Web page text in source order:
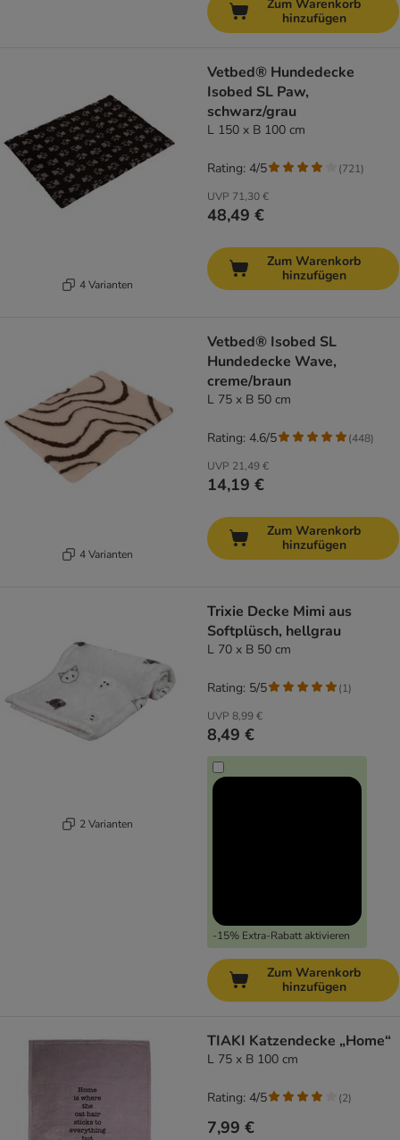
Zum Warenkorb
hinzufügen
4 Varianten
Vetbed® Hundedecke
Isobed SL Paw,
schwarz/grau
L 150 x B 100 cm
UVP 71,30 €
48,49 €
Rating: 4/5 (721)
Zum Warenkorb
hinzufügen
4 Varianten
Vetbed® Isobed SL
Hundedecke Wave,
creme/braun
L 75 x B 50 cm
UVP 21,49 €
14,19 €
Rating: 4.6/5 (448)
Zum Warenkorb
hinzufügen
2 Varianten
Trixie Decke Mimi aus
Softplüsch, hellgrau
L 70 x B 50 cm
UVP 8,99 €
8,49 €
-15% Extra-Rabatt aktivieren
Rating: 5/5 (1)
Zum Warenkorb
hinzufügen
TIAKI Katzendecke „Home“
L 75 x B 100 cm
7,99 €
Rating: 4/5 (2)